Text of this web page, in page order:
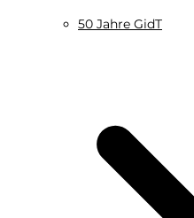
50 Jahre GidT